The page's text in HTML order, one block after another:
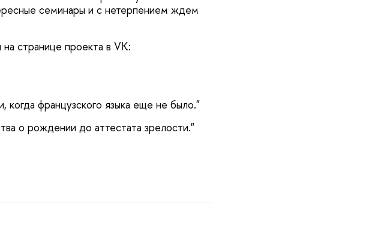
семинары и с нетерпением ждем
странице проекта в VK:
французского языка еще не было."
о рождении до аттестата зрелости."